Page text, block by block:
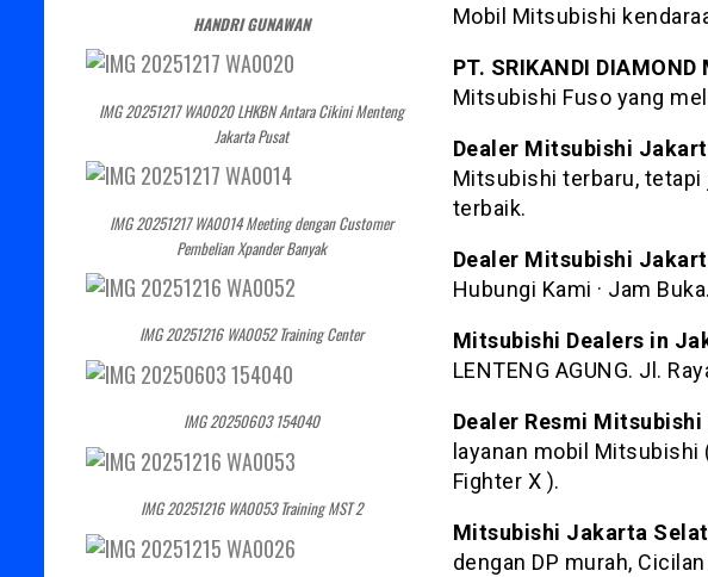
Mobil Mitsubishi
PT. SRIKANDI DIAMOND
Mitsubishi Fuso yang
Dealer Mitsubishi
Mitsubishi terbaru, tetapi
terbaik.
Dealer Mitsubishi
Hubungi Kami · Jam
Mitsubishi Dealers in
LENTENG AGUNG. Jl.
Dealer Resmi
layanan mobil Mitsubishi
Fighter X ).
Mitsubishi Jakarta
dengan DP murah,
HANDRI GUNAWAN
IMG 20251217 WA0020 LHKBN Antara Cikini Menteng
Jakarta Pusat
IMG 20251217 WA0014 Meeting dengan Customer
Pembelian Xpander Banyak
IMG 20251216 WA0052 Training Center
IMG 20250603 154040
IMG 20251216 WA0053 Training MST 2